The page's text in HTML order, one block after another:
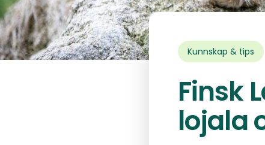
Kunnskap & tips
Finsk
lojala